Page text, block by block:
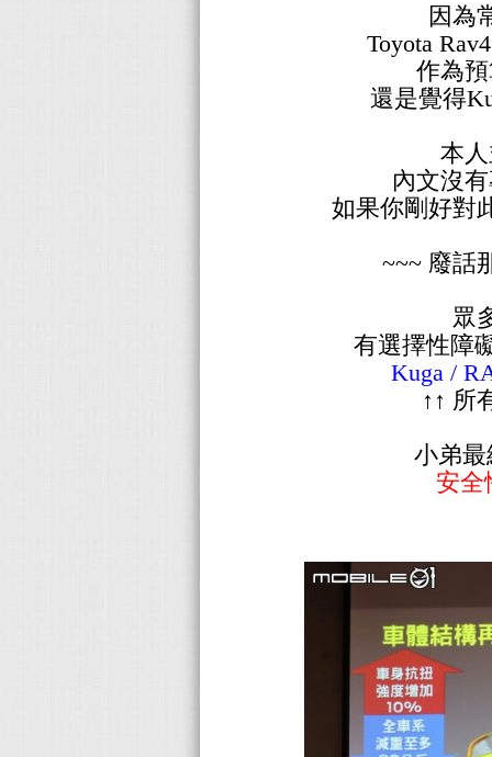
因為
Toyota
作為
還是覺得
本
內文沒
如果你剛好對
~~~ 廢話
眾
有選擇性障
Kuga /
↑↑ 所
小弟
安全